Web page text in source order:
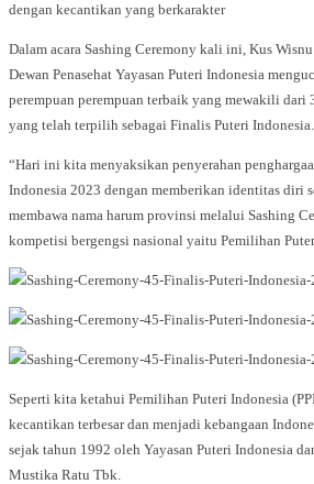
dengan kecantikan yang berkarakter
Dalam acara Sashing Ceremony kali ini, Kus
Dewan Penasehat Yayasan Puteri Indonesia
perempuan perempuan terbaik yang mewakili
yang telah terpilih sebagai Finalis Puteri Indonesia.
“Hari ini kita menyaksikan penyerahan
Indonesia 2023 dengan memberikan identitas diri
membawa nama harum provinsi melalui Sashing
kompetisi bergengsi nasional yaitu Pemilihan
Seperti kita ketahui Pemilihan Puteri Indonesia
kecantikan terbesar dan menjadi kebangaan
sejak tahun 1992 oleh Yayasan Puteri Indonesia
Mustika Ratu Tbk.